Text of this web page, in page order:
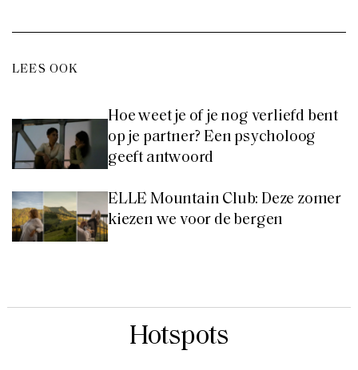
LEES OOK
Hoe weet je of je nog verliefd bent
op je partner? Een psycholoog
geeft antwoord
ELLE Mountain Club: Deze zomer
kiezen we voor de bergen
Hotspots